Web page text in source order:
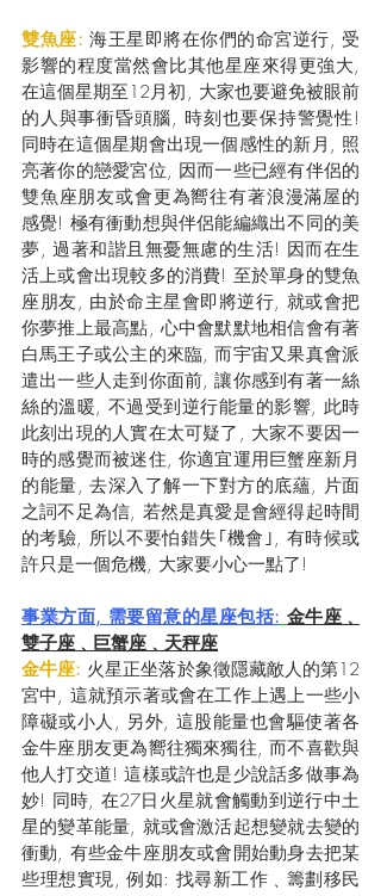
雙魚座: 海王星即將在你們的命宮逆行, 受
影響的程度當然會比其他星座來得更強大,
在這個星期至12月初, 大家也要避免被眼前
的人與事衝昏頭腦, 時刻也要保持警覺性!
同時在這個星期會出現一個感性的新月, 照
亮著你的戀愛宮位, 因而一些已經有伴侶的
雙魚座朋友或會更為嚮往有著浪漫滿屋的
感覺! 極有衝動想與伴侶能編織出不同的美
夢, 過著和諧且無憂無慮的生活! 因而在生
活上或會出現較多的消費! 至於單身的雙魚
座朋友, 由於命主星會即將逆行, 就或會把
你夢推上最高點, 心中會默默地相信會有著
白馬王子或公主的來臨, 而宇宙又果真會派
遣出一些人走到你面前, 讓你感到有著一絲
絲的溫暖, 不過受到逆行能量的影響, 此時
此刻出現的人實在太可疑了, 大家不要因一
時的感覺而被迷住, 你適宜運用巨蟹座新月
的能量, 去深入了解一下對方的底蘊, 片面
之詞不足為信, 若然是真愛是會經得起時間
的考驗, 所以不要怕錯失｢機會｣, 有時候或
許只是一個危機, 大家要小心一點了!
事業方面, 需要留意的星座包括: 金牛座﹑
雙子座﹑巨蟹座﹑天秤座
金牛座: 火星正坐落於象徵隱藏敵人的第12
宮中, 這就預示著或會在工作上遇上一些小
障礙或小人, 另外, 這股能量也會驅使著各
金牛座朋友更為嚮往獨來獨往, 而不喜歡與
他人打交道! 這樣或許也是少說話多做事為
妙! 同時, 在27日火星就會觸動到逆行中土
星的變革能量, 就或會激活起想變就去變的
衝動, 有些金牛座朋友或會開始動身去把某
些理想實現, 例如: 找尋新工作﹑籌劃移民